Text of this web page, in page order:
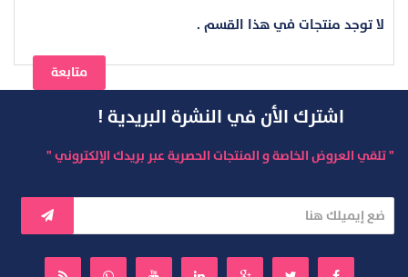
لا توجد منتجات في هذا القسم .
متابعة
اشترك الأن في النشرة البريدية !
" تلقي العروض الخاصة و المنتجات الحصرية عبر بريدك الإلكتروني "